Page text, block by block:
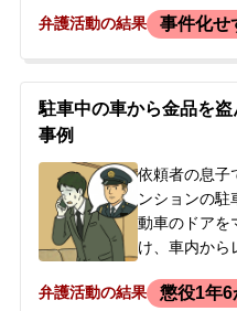
に殴られたり
とを恐れた
談に来られま
弁護活動の結果 事件化せ
駐車中の車から金品を
事例
依頼者の息子
ンションの駐
動車のドアを
け、車内から
動車の所有者
弁護活動の結果 懲役1年6